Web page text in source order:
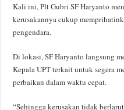
Kali ini, Plt Gubri SF Haryanto
kerusakannya cukup
pengendara.
Di lokasi, SF Haryanto langsung
Kepala UPT terkait untuk segera
perbaikan dalam waktu cepat.
“Sehingga kerusakan tidak